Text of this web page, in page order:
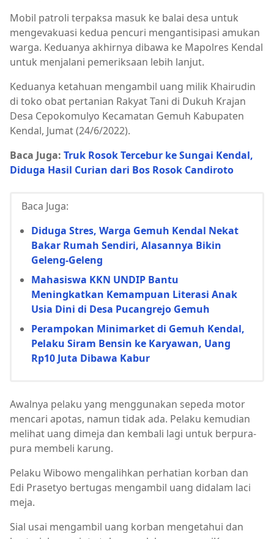
Mobil patroli terpaksa masuk ke balai desa untuk
mengevakuasi kedua pencuri mengantisipasi amukan
warga. Keduanya akhirnya dibawa ke Mapolres Kendal
untuk menjalani pemeriksaan lebih lanjut.
Keduanya ketahuan mengambil uang milik Khairudin
di toko obat pertanian Rakyat Tani di Dukuh Krajan
Desa Cepokomulyo Kecamatan Gemuh Kabupaten
Kendal, Jumat (24/6/2022).
Baca Juga: Truk Rosok Tercebur ke Sungai Kendal,
Diduga Hasil Curian dari Bos Rosok Candiroto
Baca Juga:
Diduga Stres, Warga Gemuh Kendal Nekat
Bakar Rumah Sendiri, Alasannya Bikin
Geleng-Geleng
Mahasiswa KKN UNDIP Bantu
Meningkatkan Kemampuan Literasi Anak
Usia Dini di Desa Pucangrejo Gemuh
Perampokan Minimarket di Gemuh Kendal,
Pelaku Siram Bensin ke Karyawan, Uang
Rp10 Juta Dibawa Kabur
Awalnya pelaku yang menggunakan sepeda motor
mencari apotas, namun tidak ada. Pelaku kemudian
melihat uang dimeja dan kembali lagi untuk berpura-
pura membeli karung.
Pelaku Wibowo mengalihkan perhatian korban dan
Edi Prasetyo bertugas mengambil uang didalam laci
meja.
Sial usai mengambil uang korban mengetahui dan